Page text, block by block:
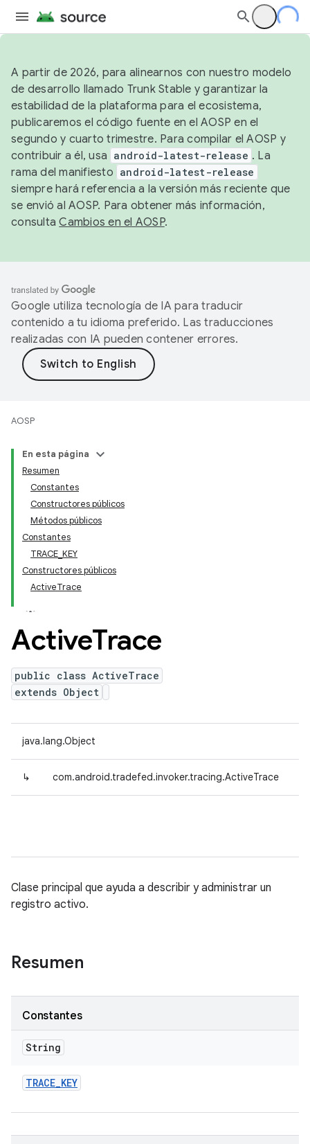
A partir de 2026, para alinearnos con nuestro modelo
de desarrollo llamado Trunk Stable y garantizar la
estabilidad de la plataforma para el ecosistema,
publicaremos el código fuente en el AOSP en el
segundo y cuarto trimestre. Para compilar el AOSP y
contribuir a él, usa android-latest-release . La
rama del manifiesto android-latest-release
siempre hará referencia a la versión más reciente que
se envió al AOSP. Para obtener más información,
consultaCambios en el AOSP.
Google utiliza tecnología de IA para traducir
contenido a tu idioma preferido. Las traducciones
realizadas con IA pueden contener errores.
AOSP
En esta página
Resumen
Constantes
Constructores públicos
Métodos públicos
Constantes
TRACE_KEY
Constructores públicos
ActiveTrace
ActiveTrace
public class ActiveTrace
extends Object
java.lang.Object
↳ com.android.tradefed.invoker.tracing.ActiveTrace
Clase principal que ayuda a describir y administrar un
registro activo.
Resumen
Constantes
String
TRACE_KEY